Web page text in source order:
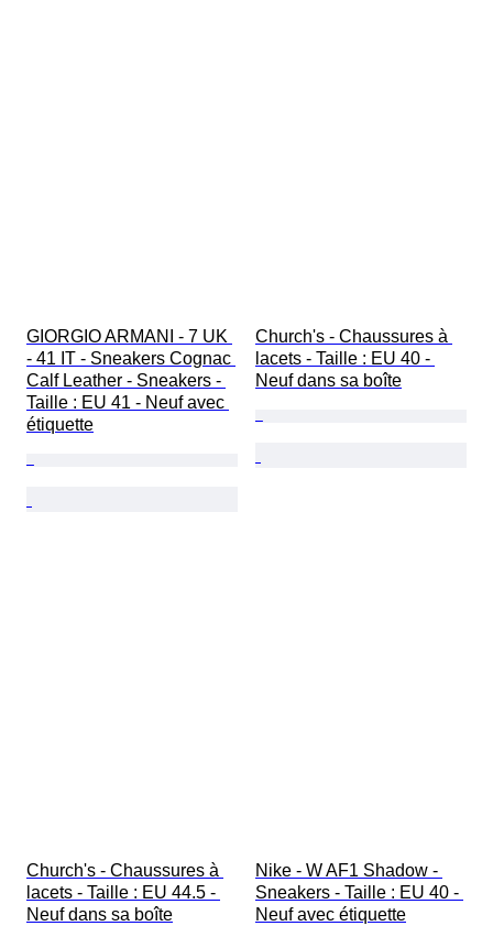
GIORGIO ARMANI - 7 UK
- 41 IT - Sneakers Cognac
Calf Leather - Sneakers -
Taille : EU 41 - Neuf avec
étiquette
Church's - Chaussures à
lacets - Taille : EU 40 -
Neuf dans sa boîte
Church's - Chaussures à
lacets - Taille : EU 44.5 -
Neuf dans sa boîte
Nike - W AF1 Shadow -
Sneakers - Taille : EU 40 -
Neuf avec étiquette